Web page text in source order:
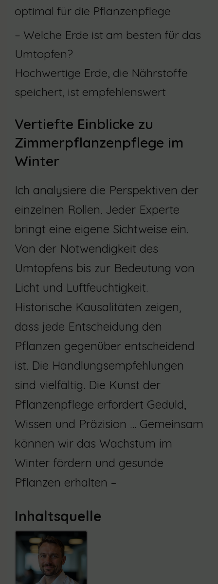
optimal für die Pflanzenpflege
– Welche Erde ist am besten für das
Umtopfen?
Hochwertige Erde, die Nährstoffe
speichert, ist empfehlenswert
Vertiefte Einblicke zu
Zimmerpflanzenpflege im
Winter
Ich analysiere die Perspektiven der
einzelnen Rollen. Jeder Experte
bringt eine eigene Sichtweise ein.
Von der Notwendigkeit des
Umtopfens bis zur Bedeutung von
Licht und Luftfeuchtigkeit.
Historische Kausalitäten zeigen,
dass jede Entscheidung den
Pflanzen gegenüber entscheidend
ist. Die Handlungsempfehlungen
sind vielfältig. Die Kunst der
Pflanzenpflege erfordert Geduld,
Wissen und Präzision … Gemeinsam
können wir das Wachstum im
Winter fördern und gesunde
Pflanzen erhalten –
Inhaltsquelle